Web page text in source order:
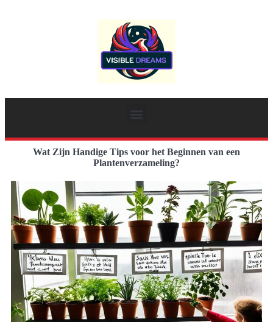
Wat Zijn Handige Tips voor het Beginnen van een
Plantenverzameling?